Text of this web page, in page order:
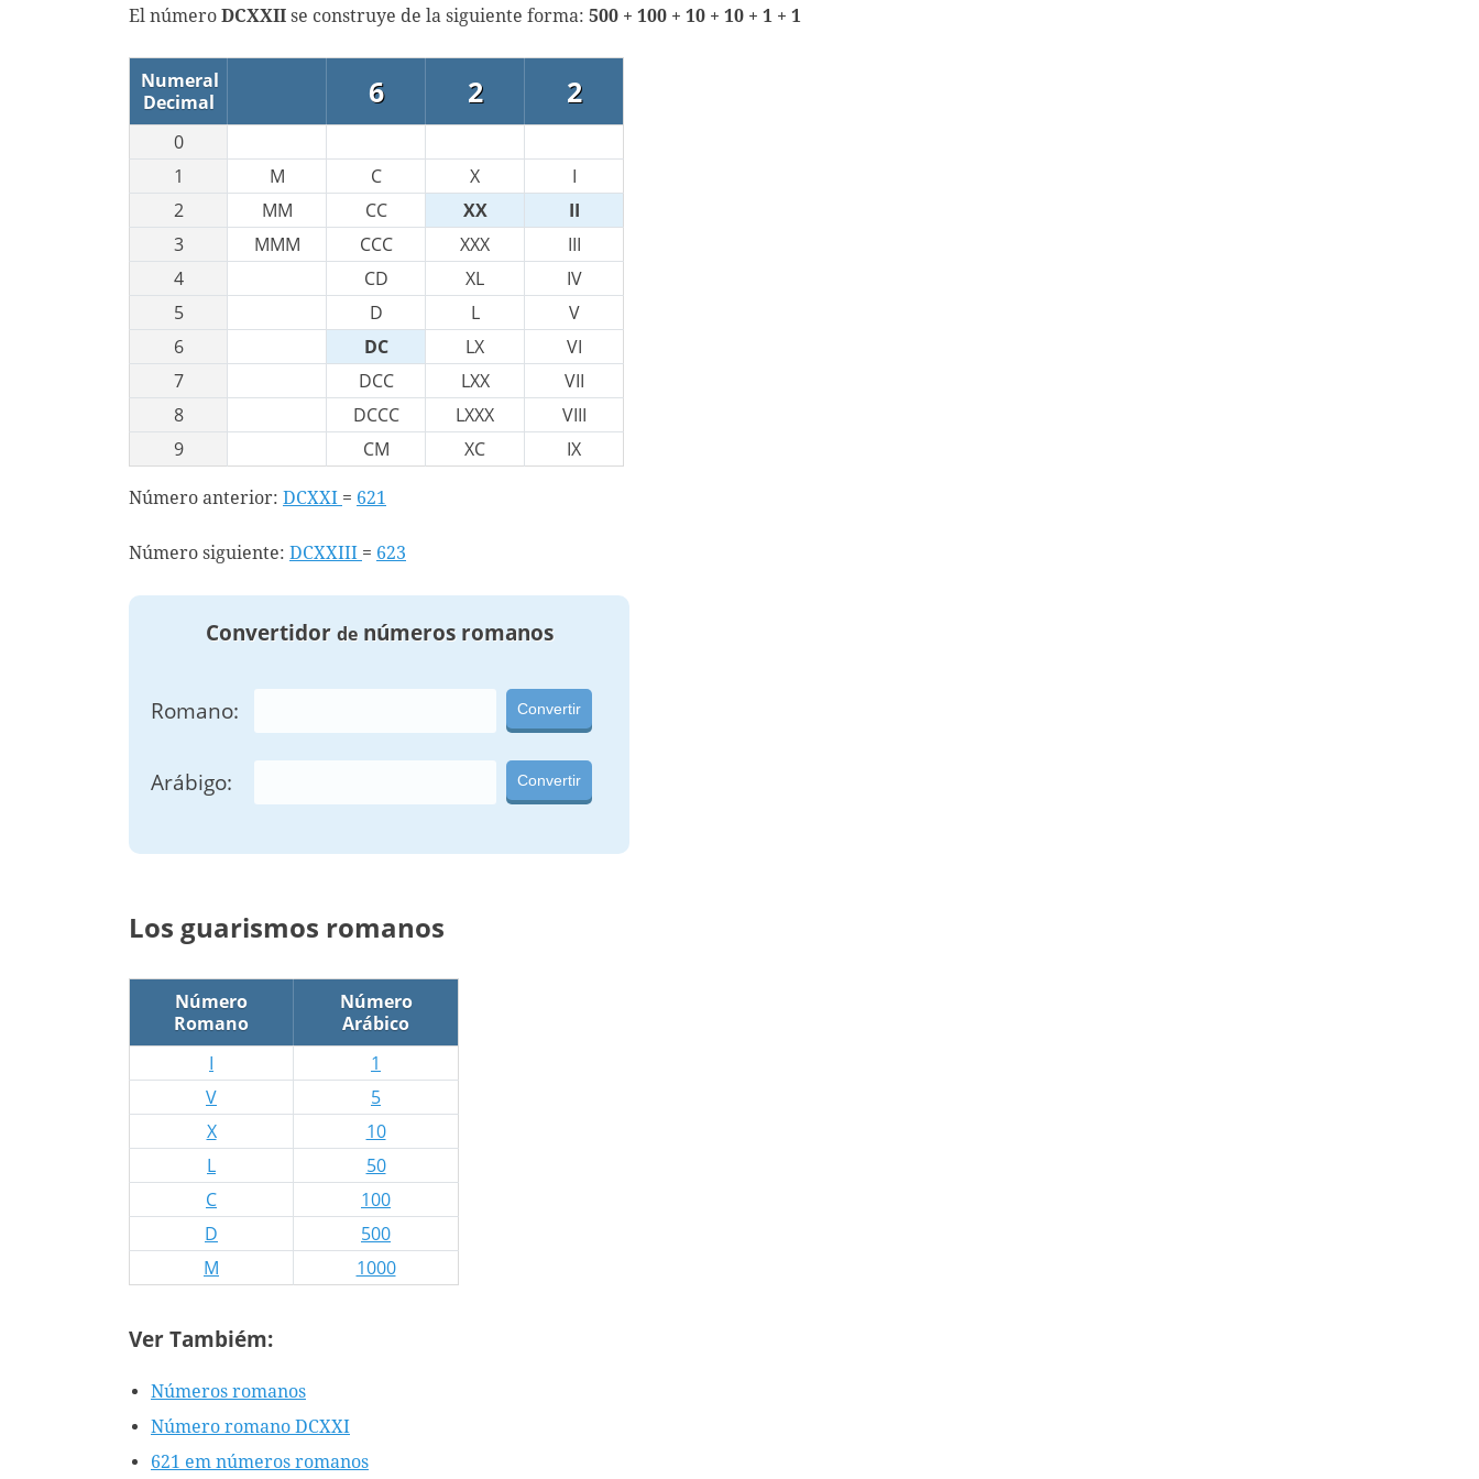
El número DCXXII se construye de la siguiente forma: 500 + 100 + 10 + 10 + 1 + 1
Numeral
Decimal
6 2 2
0
1
M C X
I
2
MM CC XX
II
3
MMM CCC XXX
III
4
CD XL
IV
5
D L
V
6
DC LX
VI
7
DCC LXX
VII
8
DCCC LXXX
VIII
9
CM XC IX
Número anterior: DCXXI = 621
Número siguiente: DCXXIII = 623
Convertidor denúmeros romanos
Romano: Convertir
Arábigo: Convertir
Los guarismos romanos
Número
Romano
Número
Arábico
I
1
V
5
X
10
L
50
C
100
D
500
M
1000
Ver Tambiém:
Números romanos
Número romano DCXXI
621 em números romanos